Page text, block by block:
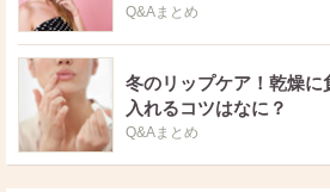
続けるのは大山さんや小原さんの気持ちを無視
大山さんがドラえもん役を降板した後に、大山
目に入った2003年頃に、メディアがドラえもん
いう記事が出た際に、声優陣で話し合い、そろ
いう話が出始めたと仰っていました。 また、ド
製作会社や多くのスポンサーが関わる番組で、
板）を申し入れても、すぐに交代が容認されな
も大山さんはされていました。 声優交代当時、大山のぶ代さんは72歳で小原
乃梨子さんも70歳でした。 少し前に、大山のぶ代さんがドラえもんの声を引
退するに至った経緯が週刊誌の記事で特集されていました。
Q&Aまとめ
冬のリップケア！乾燥に
入れるコツはなに？
Q&Aまとめ